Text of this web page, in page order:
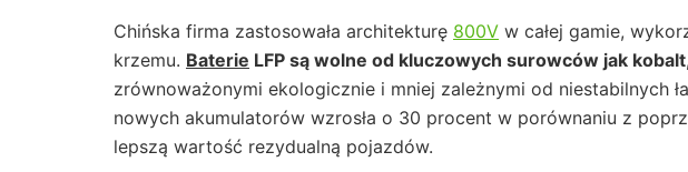
Chińska firma zastosowała architekturę 800V w całej gamie,
krzemu. Baterie LFP są wolne od kluczowych surowców jak
zrównoważonymi ekologicznie i mniej zależnymi od niestabilnych
nowych akumulatorów wzrosła o 30 procent w porównaniu z
lepszą wartość rezydualną pojazdów.